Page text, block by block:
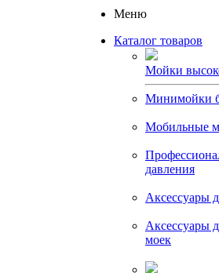
Меню
Каталог товаров
Мойки
Минимойки
Мобильные
давления
Аксессуары
Аксессуары
моек